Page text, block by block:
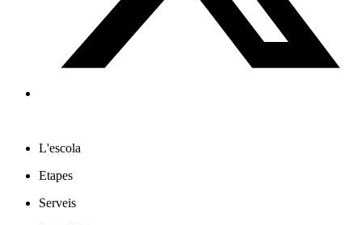
L'escola
Etapes
Serveis